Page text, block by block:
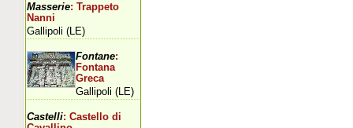
Masserie: Trappeto
Nanni
Gallipoli (LE)
Fontane:
Fontana
Greca
Gallipoli (LE)
Castelli: Castello di